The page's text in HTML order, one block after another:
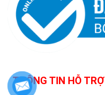
THÔNG TIN HỖ TRỢ